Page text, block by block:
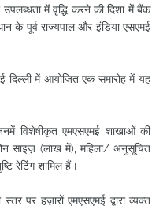
में वृद्धि करने की दिशा में बैंक
के पूर्व राज्यपाल और इंडिया एसएमई
में आयोजित एक समारोह में यह
विशेषीकृत एमएसएमई शाखाओं की
साइज़ (लाख में), महिला/ अनुसूचित
रेटिंग शामिल हैं।
पर हज़ारों एमएसएमई द्वारा व्यक्त